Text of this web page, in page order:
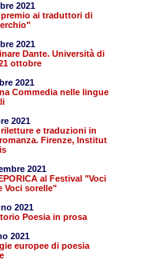
2021
ai traduttori di
2021
Dante. Università di
ottobre
2021
Commedia nelle lingue
2021
e traduzioni in
Firenze, Institut
2021
al Festival "Voci
Voci sorelle"
2021
Poesia in prosa
2021
europee di poesia